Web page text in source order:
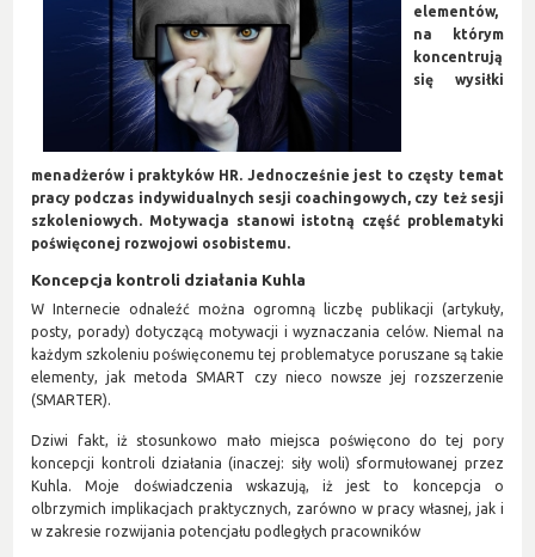
elementów,
na którym
koncentrują
się wysiłki
menadżerów i praktyków HR. Jednocześnie jest to częsty temat
pracy podczas indywidualnych sesji coachingowych, czy też sesji
szkoleniowych. Motywacja stanowi istotną część problematyki
poświęconej rozwojowi osobistemu.
Koncepcja kontroli działania Kuhla
W Internecie odnaleźć można ogromną liczbę publikacji (artykuły,
posty, porady) dotyczącą motywacji i wyznaczania celów. Niemal na
każdym szkoleniu poświęconemu tej problematyce poruszane są takie
elementy, jak metoda SMART czy nieco nowsze jej rozszerzenie
(SMARTER).
Dziwi fakt, iż stosunkowo mało miejsca poświęcono do tej pory
koncepcji kontroli działania (inaczej: siły woli) sformułowanej przez
Kuhla. Moje doświadczenia wskazują, iż jest to koncepcja o
olbrzymich implikacjach praktycznych, zarówno w pracy własnej, jak i
w zakresie rozwijania potencjału podległych pracowników